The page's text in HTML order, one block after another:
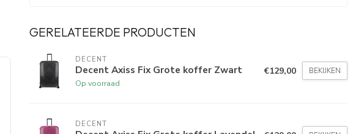
GERELATEERDE PRODUCTEN
DECENT
Decent Axiss Fix Grote koffer Zwart
Op voorraad
€129,00 BEKIJKEN
DECENT